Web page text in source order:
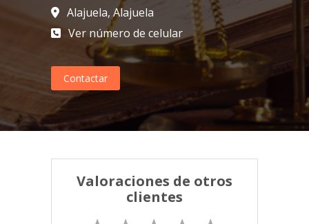
Alajuela, Alajuela
Ver número de celular
Contactar
Valoraciones de otros
clientes